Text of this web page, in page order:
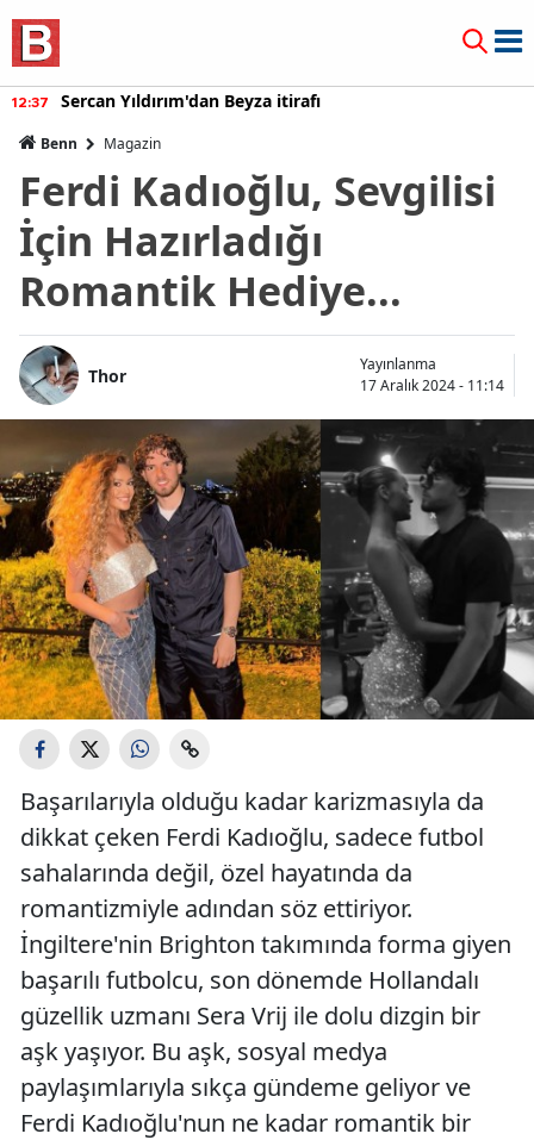
12:37 Sercan Yıldırım'dan Beyza itirafı
Benn Magazin
Ferdi Kadıoğlu, Sevgilisi
İçin Hazırladığı
Romantik Hediye...
Thor
Yayınlanma
17 Aralık 2024 - 11:14
Başarılarıyla olduğu kadar karizmasıyla da
dikkat çeken Ferdi Kadıoğlu, sadece futbol
sahalarında değil, özel hayatında da
romantizmiyle adından söz ettiriyor.
İngiltere'nin Brighton takımında forma giyen
başarılı futbolcu, son dönemde Hollandalı
güzellik uzmanı Sera Vrij ile dolu dizgin bir
aşk yaşıyor. Bu aşk, sosyal medya
paylaşımlarıyla sıkça gündeme geliyor ve
Ferdi Kadıoğlu'nun ne kadar romantik bir